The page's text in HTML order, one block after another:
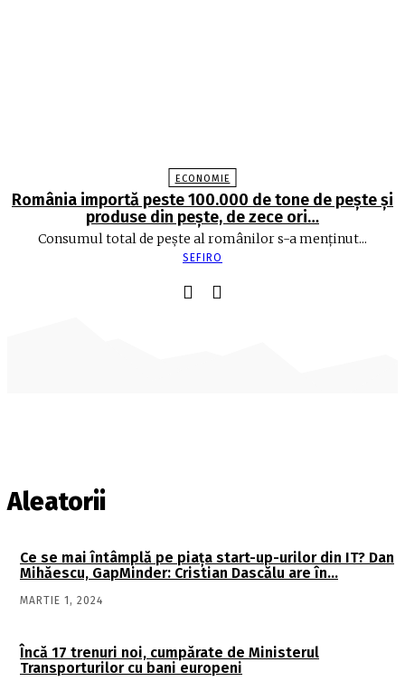
ECONOMIE
România importă peste 100.000 de tone de peşte şi
produse din peşte, de zece ori…
Consumul total de peşte al ro­mâ­nilor s-a menţinut...
SEFIRO
Aleatorii
Ce se mai întâmplă pe piaţa start-up-urilor din IT? Dan
Mihăescu, GapMinder: Cristian Dascălu are în…
MARTIE 1, 2024
Încă 17 trenuri noi, cumpărate de Ministerul
Transporturilor cu bani europeni